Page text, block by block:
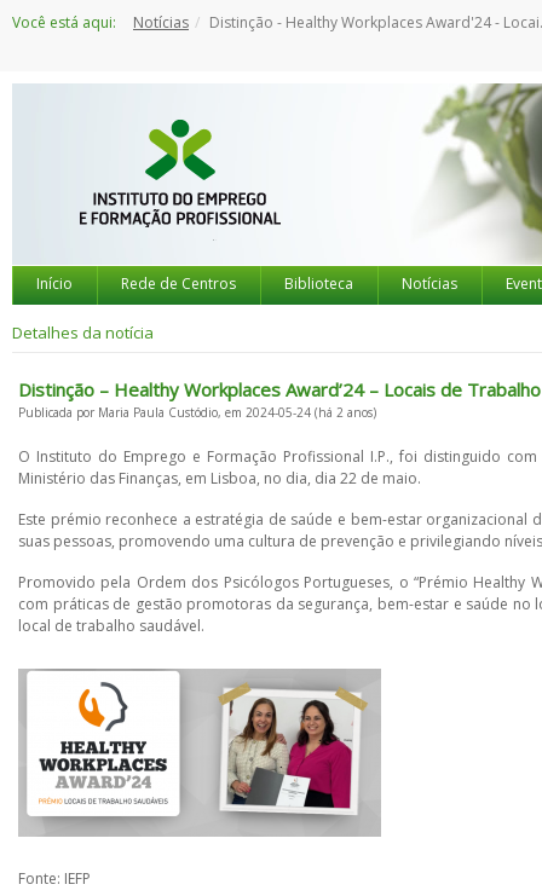
paraVocê está aqui: Notícias Distinção - Healthy Workplaces Award'24 - Locais de Trabalho Saudáveis - Selo Nível 3
Início Rede de Centros Biblioteca Notícias
Detalhes da notícia
Distinção – Healthy Workplaces Award’24 – Locais de
Publicada por Maria Paula Custódio, em 2024-05-24 (há 2 anos)
O Instituto do Emprego e Formação Profissional I.P., foi distinguido
Ministério das Finanças, em Lisboa, no dia, dia 22 de maio.
Este prémio reconhece a estratégia de saúde e bem-estar
suas pessoas, promovendo uma cultura de prevenção e privilegiando
Promovido pela Ordem dos Psicólogos Portugueses, o “Prémio Healthy
com práticas de gestão promotoras da segurança, bem-estar e saúde no
local de trabalho saudável.
Fonte: IEFP